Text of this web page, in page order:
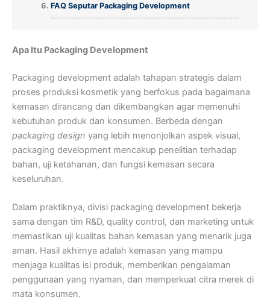
FAQ Seputar Packaging Development
Apa Itu Packaging Development
Packaging development adalah tahapan strategis dalam
proses produksi kosmetik yang berfokus pada bagaimana
kemasan dirancang dan dikembangkan agar memenuhi
kebutuhan produk dan konsumen. Berbeda dengan
packaging design yang lebih menonjolkan aspek visual,
packaging development mencakup penelitian terhadap
bahan, uji ketahanan, dan fungsi kemasan secara
keseluruhan.
Dalam praktiknya, divisi packaging development bekerja
sama dengan tim R&D, quality control, dan marketing untuk
memastikan uji kualitas bahan kemasan yang menarik juga
aman. Hasil akhirnya adalah kemasan yang mampu
menjaga kualitas isi produk, memberikan pengalaman
penggunaan yang nyaman, dan memperkuat citra merek di
mata konsumen.